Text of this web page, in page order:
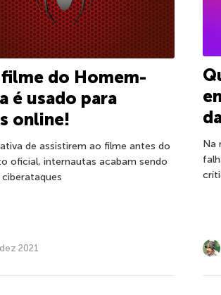
do Homem-
é usado para
online!
de assistirem ao filme antes do
oficial, internautas acabam sendo
2021
Na